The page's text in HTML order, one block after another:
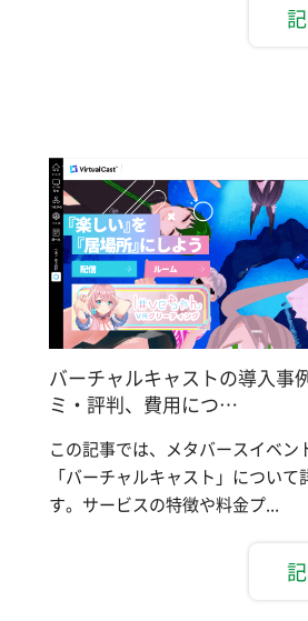
バーチャルキャストの導入事
ミ・評判、費用につ…
この記事では、メタバースイベン
「バーチャルキャスト」につい
す。サービスの特徴や料金プ...